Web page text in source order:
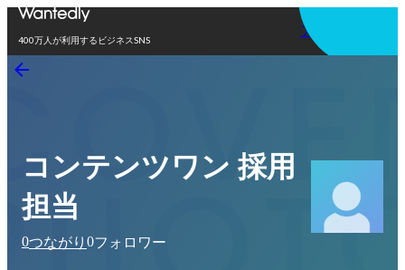
400万人が利用するビジネスSNS
アプリを使う
コンテンツワン 採用
担当
0つながり 0フォロワー